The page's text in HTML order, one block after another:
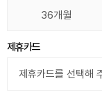
36개월
제휴카드